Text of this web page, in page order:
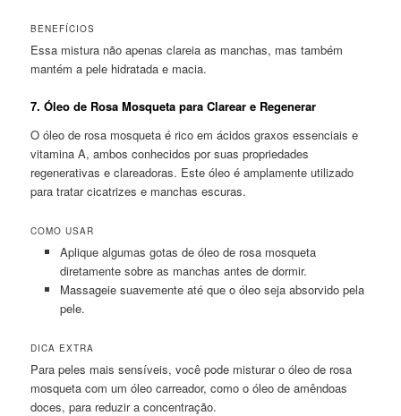
BENEFÍCIOS
Essa mistura não apenas clareia as manchas, mas também
mantém a pele hidratada e macia.
7.Óleo de Rosa Mosqueta para Clarear e Regenerar
O óleo de rosa mosqueta é rico em ácidos graxos essenciais e
vitamina A, ambos conhecidos por suas propriedades
regenerativas e clareadoras. Este óleo é amplamente utilizado
para tratar cicatrizes e manchas escuras.
COMO USAR
Aplique algumas gotas de óleo de rosa mosqueta
diretamente sobre as manchas antes de dormir.
Massageie suavemente até que o óleo seja absorvido pela
pele.
DICA EXTRA
Para peles mais sensíveis, você pode misturar o óleo de rosa
mosqueta com um óleo carreador, como o óleo de amêndoas
doces, para reduzir a concentração.